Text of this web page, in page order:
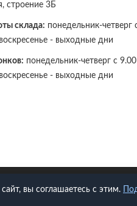
строение 3Б
склада: понедельник-
- выходные дни
понедельник-четверг с
- выходные дни
вы соглашаетесь с этим.